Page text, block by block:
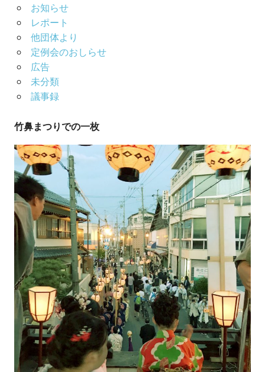
お知らせ
レポート
他団体より
定例会のおしらせ
広告
未分類
議事録
竹鼻まつりでの一枚